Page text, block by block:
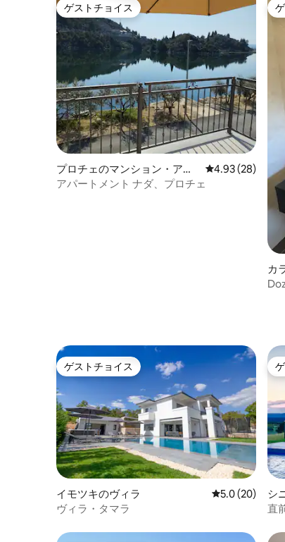
ゲストチョイス
ゲストチョイス
プロチェのマンション・アパ
ート
レビュー28件、
4.93 (28)
アパートメント ナダ、プロチェ
カ
ア
ゲストチョイス
ゲストチョイス
イモツキのヴィラ レビュー20件
5.0 (20)
ヴィラ・タマラ
シ
直